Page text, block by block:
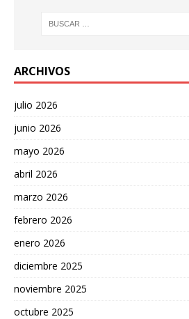
ARCHIVOS
julio 2026
junio 2026
mayo 2026
abril 2026
marzo 2026
febrero 2026
enero 2026
diciembre 2025
noviembre 2025
octubre 2025